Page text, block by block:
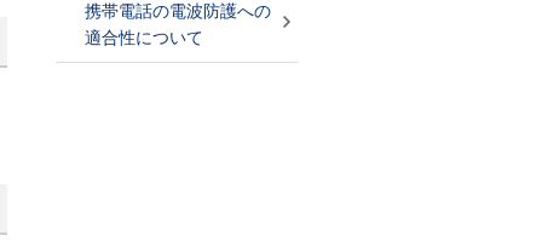
携帯電話の電波防護への
適合性について